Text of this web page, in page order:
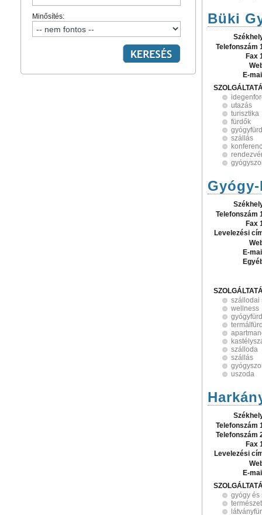
Minősítés: Büki
Telefonszám
Fax
E-
utazás
turisztika
fürdők
szállás
Telefonszám
Fax
Levelezési
E-
szállodai
wellness
szálloda
szállás
uszoda
Telefonszám
Telefonszám
Fax
Levelezési
E-
gyógy és